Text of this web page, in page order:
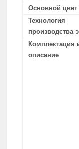
Основной цвет
Технология
производства
Комплектация
описание